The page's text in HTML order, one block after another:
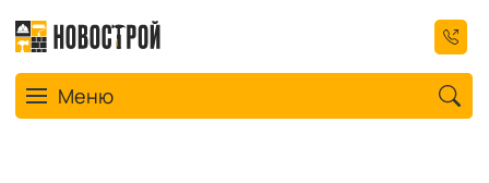
Toggle navigation
Меню